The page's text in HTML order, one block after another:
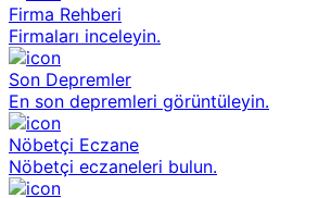
Firma Rehberi
Firmaları inceleyin.
Son Depremler
En son depremleri görüntüleyin.
Nöbetçi Eczane
Nöbetçi eczaneleri bulun.